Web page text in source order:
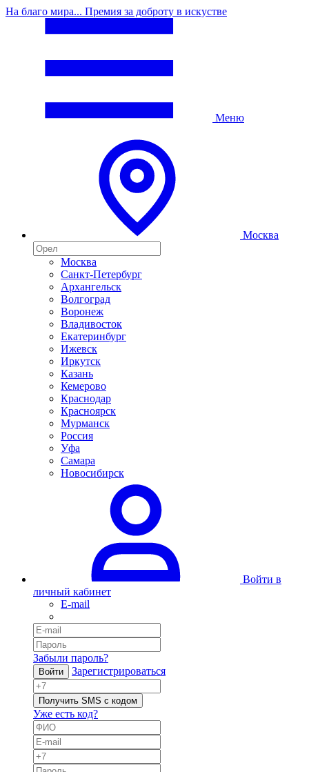
На благо мира... Премия за доброту в искустве
Меню
Москва
Москва
Санкт-Петербург
Архангельск
Волгоград
Воронеж
Владивосток
Екатеринбург
Ижевск
Иркутск
Казань
Кемерово
Краснодар
Красноярск
Мурманск
Россия
Уфа
Самара
Новосибирск
Войти в
личный кабинет
E-mail
Забыли пароль?
Войти Зарегистрироваться
Получить SMS с кодом
Уже есть код?